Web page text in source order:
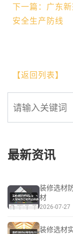
下一篇：广东
安全生产防线
【返回列表】
最新资讯
装修选材
材
2026-07-27
装修选材